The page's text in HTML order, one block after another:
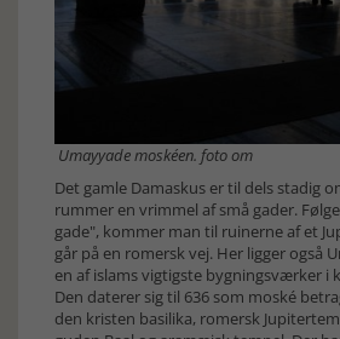
Umayyade moskéen. foto om
Det gamle Damaskus er til dels stadig
rummer en vrimmel af små gader.
gade", kommer man til ruinerne af et
går på en romersk vej. Her ligger også
en af islams vigtigste bygningsværker i
Den daterer sig til 636 som moské
den kristen basilika, romersk